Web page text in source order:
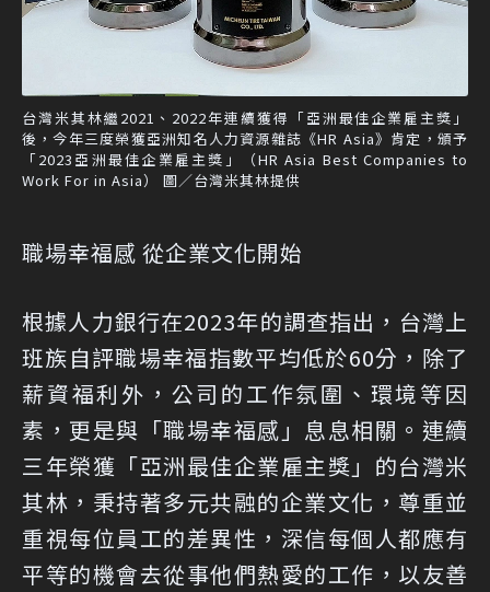
台灣米其林繼2021、2022年連續獲得「亞洲最佳企業雇主獎」
後，今年三度榮獲亞洲知名人力資源雜誌《HR Asia》肯定，頒予
「2023亞洲最佳企業雇主獎」（HR Asia Best Companies to
Work For in Asia） 圖／台灣米其林提供
職場幸福感 從企業文化開始
根據人力銀行在2023年的調查指出，台灣上
班族自評職場幸福指數平均低於60分，除了
薪資福利外，公司的工作氛圍、環境等因
素，更是與「職場幸福感」息息相關。連續
三年榮獲「亞洲最佳企業雇主獎」的台灣米
其林，秉持著多元共融的企業文化，尊重並
重視每位員工的差異性，深信每個人都應有
平等的機會去從事他們熱愛的工作，以友善